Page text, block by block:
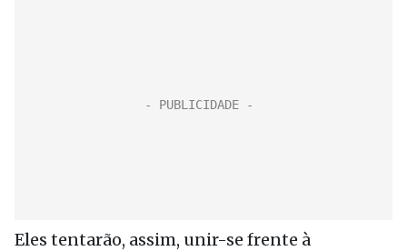
Eles tentarão, assim, unir-se frente à